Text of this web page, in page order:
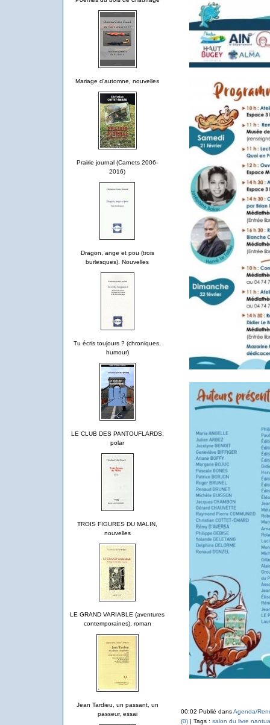
Mariage d'automne, nouvelles
Prairie journal (Carnets 2006-
2016)
Dragon, ange et pou (trois
burlesques). Nouvelles
Tu écris toujours ? (chroniques,
humour)
LE CLUB DES PANTOUFLARDS,
polar
TROIS FIGURES DU MALIN,
nouvelles
LE GRAND VARIABLE (aventures
contemporaines), roman
Jean Tardieu, un passant, un
passeur, essai
00:02 Publié dansAgenda/
(0)| Tags : salon du livre nantua